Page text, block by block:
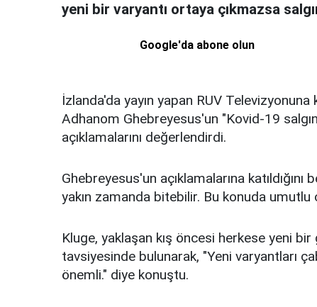
yeni bir varyantı ortaya çıkmazsa
Google'da abone olun
İzlanda'da yayın yapan RUV
Adhanom Ghebreyesus'un "Kovid-19
açıklamalarını değerlendirdi.
Ghebreyesus'un açıklamalarına
yakın zamanda bitebilir. Bu konuda umutlu
Kluge, yaklaşan kış öncesi herkese yeni
tavsiyesinde bulunarak, "Yeni varyantları
önemli." diye konuştu.